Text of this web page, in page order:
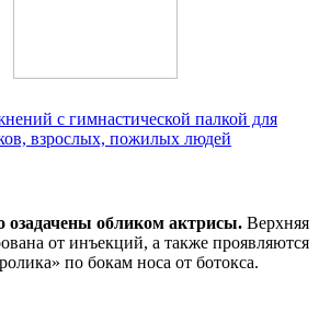
с гимнастической палкой для
взрослых, пожилых людей
озадачены обликом актрисы. Верхняя
от инъекций, а также проявляются
по бокам носа от ботокса.